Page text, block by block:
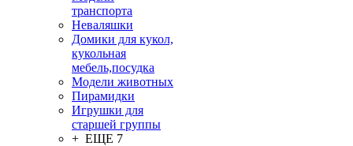
транспорта
Неваляшки
Домики для кукол,
кукольная
мебель,посудка
Модели животных
Пирамидки
Игрушки для
старшей группы
+ ЕЩЕ 7